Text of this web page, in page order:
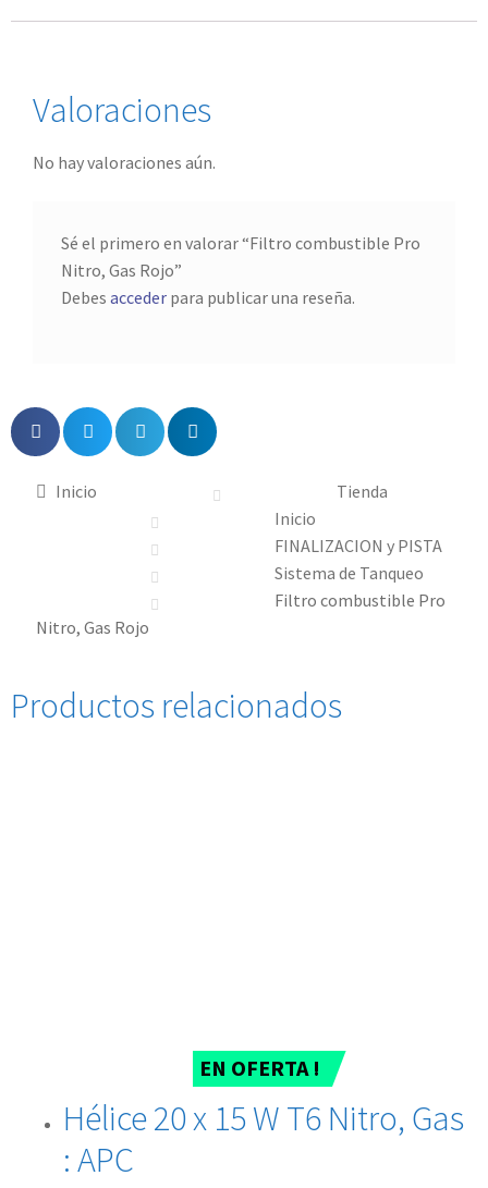
Valoraciones
No hay valoraciones aún.
Sé el primero en valorar “Filtro combustible Pro
Nitro, Gas Rojo”
Debes accederpara publicar una reseña.
Inicio
Tienda
Inicio
FINALIZACION y PISTA
Sistema de Tanqueo
Filtro combustible Pro
Nitro, Gas Rojo
Productos relacionados
EN OFERTA !
Hélice 20 x 15 W T6 Nitro, Gas
: APC